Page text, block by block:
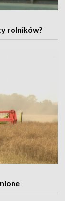
rolników?